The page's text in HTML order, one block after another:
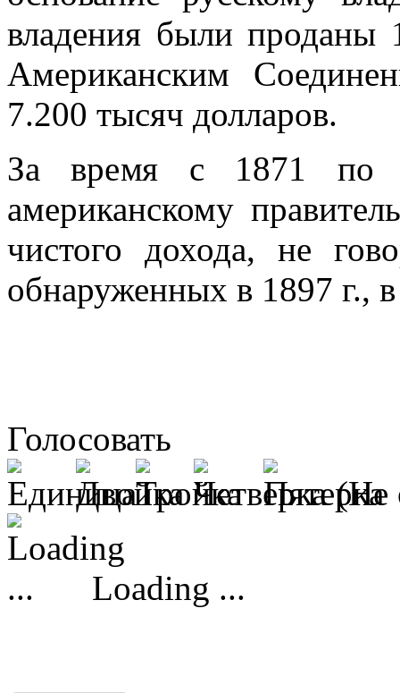
владения были проданы
Американским
7.200 тысяч дол­ларов.
За время с 1871 по
американскому
чистого дохода, не
обнаруженных в 1897 г.,
Голосовать
(Не
Loading ...